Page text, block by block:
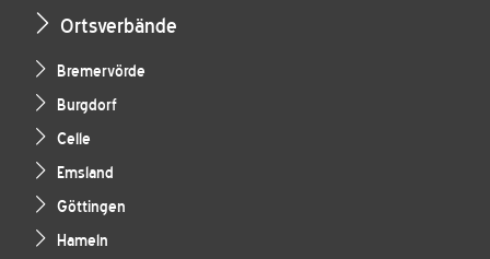
Ortsverbände
Bremervörde
Burgdorf
Celle
Emsland
Göttingen
Hameln